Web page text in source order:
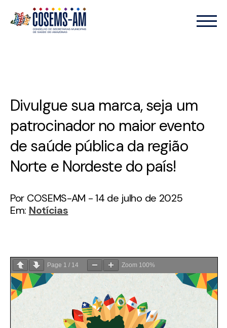
Divulgue sua marca, seja um
patrocinador no maior evento
de saúde pública da região
Norte e Nordeste do país!
Por COSEMS-AM - 14 de julho de 2025
Em: Notícias
Page 1 / 14 Zoom 100%